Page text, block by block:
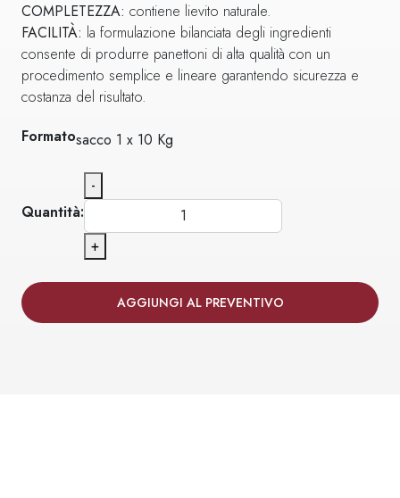
COMPLETEZZA: contiene lievito naturale.
FACILITÀ: la formulazione bilanciata degli ingredienti
consente di produrre panettoni di alta qualità con un
procedimento semplice e lineare garantendo sicurezza e
costanza del risultato.
Formatosacco 1 x 10 Kg
Quantità:
-
+
AGGIUNGI AL PREVENTIVO